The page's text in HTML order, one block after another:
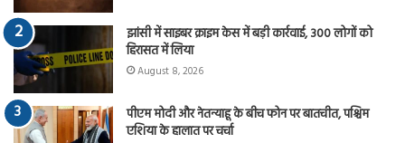
झांसी में साइबर क्राइम केस में बड़ी कार्रवाई, 300 लोगों को
हिरासत में लिया
August 8, 2026
पीएम मोदी और नेतन्याहू के बीच फोन पर बातचीत, पश्चिम
एशिया के हालात पर चर्चा